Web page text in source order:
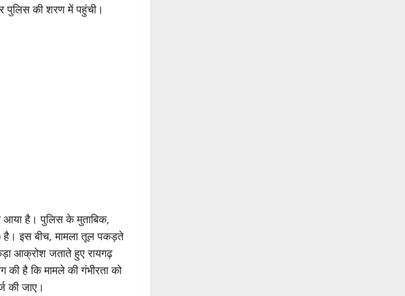
पुलिस की शरण में पहुंची।
आया है। पुलिस के मुताबिक,
है। इस बीच, मामला तूल पकड़ते
आक्रोश जताते हुए रायगढ़
की है कि मामले की गंभीरता को
की जाए।